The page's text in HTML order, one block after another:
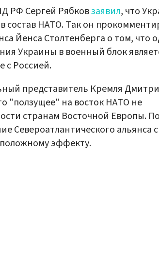
РФ Сергей Рябковзаявил, что
состав НАТО. Так он
Йенса Столтенберга о том, что
Украины в военный блок
с Россией.
представитель Кремля
"ползущее" на восток НАТО не
странам Восточной Европы.
Североатлантического альянса
эффекту.